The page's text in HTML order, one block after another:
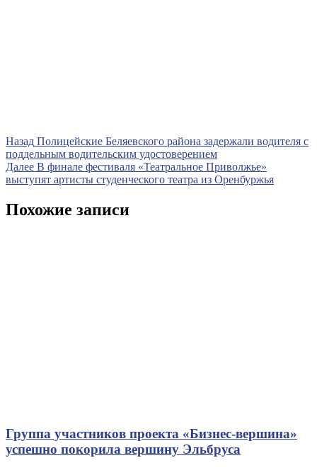
Навигация
по
записям
Назад Предыдущая
запись
Полицейские Беляевского района задержали водителя с
поддельным водительским удостоверением
Далее Следующая
запись
В финале фестиваля «Театральное Приволжье»
выступят артисты студенческого театра из Оренбуржья
Похожие записи
Группа участников проекта «Бизнес‑вершина»
успешно покорила вершину Эльбруса